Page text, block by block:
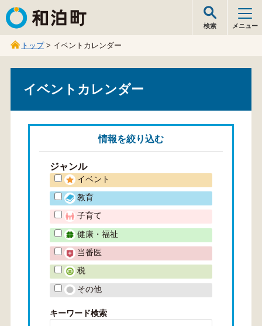
和泊町
検索 メニュー
トップ> イベントカレンダー
イベントカレンダー
情報を絞り込む
ジャンル
イベント
教育
子育て
健康・福祉
当番医
税
その他
キーワード検索